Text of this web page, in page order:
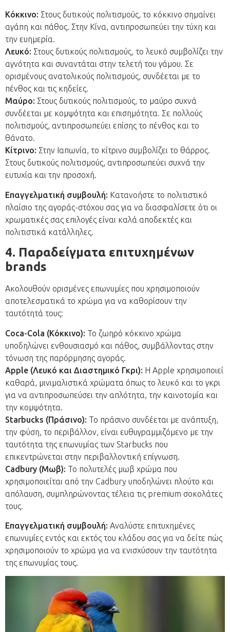
Κόκκινο: Στους δυτικούς πολιτισμούς, το κόκκινο σημαίνει
αγάπη και πάθος. Στην Κίνα, αντιπροσωπεύει την τύχη και
την ευημερία.
Λευκό: Στους δυτικούς πολιτισμούς, το λευκό συμβολίζει την
αγνότητα και συναντάται στην τελετή του γάμου. Σε
ορισμένους ανατολικούς πολιτισμούς, συνδέεται με το
πένθος και τις κηδείες.
Μαύρο: Στους δυτικούς πολιτισμούς, το μαύρο συχνά
συνδέεται με κομψότητα και επισημότητα. Σε πολλούς
πολιτισμούς, αντιπροσωπεύει επίσης το πένθος και το
θάνατο.
Κίτρινο: Στην Ιαπωνία, το κίτρινο συμβολίζει το θάρρος.
Στους δυτικούς πολιτισμούς, αντιπροσωπεύει συχνά την
ευτυχία και την προσοχή.
Επαγγελματική συμβουλή: Κατανοήστε το πολιτιστικό
πλαίσιο της αγοράς-στόχου σας για να διασφαλίσετε ότι οι
χρωματικές σας επιλογές είναι καλά αποδεκτές και
πολιτιστικά κατάλληλες.
4. Παραδείγματα επιτυχημένων
brands
Ακολουθούν ορισμένες επωνυμίες που χρησιμοποιούν
αποτελεσματικά το χρώμα για να καθορίσουν την
ταυτότητά τους:
Coca-Cola (Κόκκινο): Το ζωηρό κόκκινο χρώμα
υποδηλώνει ενθουσιασμό και πάθος, συμβάλλοντας στην
τόνωση της παρόρμησης αγοράς.
Apple (Λευκό και Διαστημικό Γκρι): Η Apple χρησιμοποιεί
καθαρά, μινιμαλιστικά χρώματα όπως το λευκό και το γκρι
για να αντιπροσωπεύσει την απλότητα, την καινοτομία και
την κομψότητα.
Starbucks (Πράσινο): Το πράσινο συνδέεται με ανάπτυξη,
την φύση, το περιβάλλον, είναι ευθυγραμμιζόμενο με την
ταυτότητα της επωνυμίας των Starbucks που
επικεντρώνεται στην περιβαλλοντική επίγνωση.
Cadbury (Μωβ): Το πολυτελές μωβ χρώμα που
χρησιμοποιείται από την Cadbury υποδηλώνει πλούτο και
απόλαυση, συμπληρώνοντας τέλεια τις premium σοκολάτες
τους.
Επαγγελματική συμβουλή: Αναλύστε επιτυχημένες
επωνυμίες εντός και εκτός του κλάδου σας για να δείτε πώς
χρησιμοποιούν το χρώμα για να ενισχύσουν την ταυτότητα
της επωνυμίας τους.